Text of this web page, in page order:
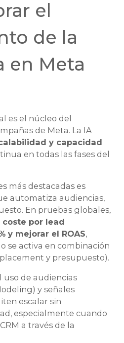
el
de la
en Meta
es el núcleo del
de Meta. La IA
y capacidad
en todas las fases del
más destacadas es
automatiza audiencias,
En pruebas globales,
por lead
y mejorar el ROAS,
se activa en combinación
y presupuesto).
uso de audiencias
) y señales
escalar sin
especialmente cuando
a través de la